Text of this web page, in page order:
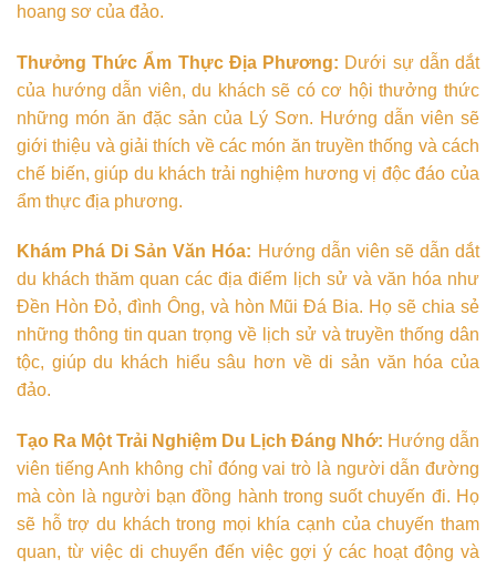
hoang sơ của đảo.
Thưởng Thức Ẩm Thực Địa Phương: Dưới sự dẫn dắt
của hướng dẫn viên, du khách sẽ có cơ hội thưởng thức
những món ăn đặc sản của Lý Sơn. Hướng dẫn viên sẽ
giới thiệu và giải thích về các món ăn truyền thống và cách
chế biến, giúp du khách trải nghiệm hương vị độc đáo của
ẩm thực địa phương.
Khám Phá Di Sản Văn Hóa: Hướng dẫn viên sẽ dẫn dắt
du khách thăm quan các địa điểm lịch sử và văn hóa như
Đền Hòn Đỏ, đình Ông, và hòn Mũi Đá Bia. Họ sẽ chia sẻ
những thông tin quan trọng về lịch sử và truyền thống dân
tộc, giúp du khách hiểu sâu hơn về di sản văn hóa của
đảo.
Tạo Ra Một Trải Nghiệm Du Lịch Đáng Nhớ: Hướng dẫn
viên tiếng Anh không chỉ đóng vai trò là người dẫn đường
mà còn là người bạn đồng hành trong suốt chuyến đi. Họ
sẽ hỗ trợ du khách trong mọi khía cạnh của chuyến tham
quan, từ việc di chuyển đến việc gợi ý các hoạt động và